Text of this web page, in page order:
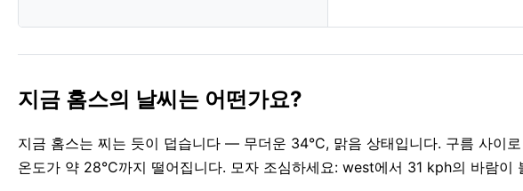
지금 홈스의 날씨는 어떤가요?
지금 홈스는 찌는 듯이 덥습니다 — 무더운 34°C, 맑음 상태입니다. 구름 사이
온도가 약 28°C까지 떨어집니다. 모자 조심하세요: west에서 31 kph의 바람이